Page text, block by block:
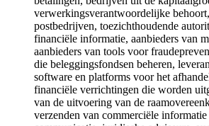
verwerkingsverantwoordelijke
postbedrijven, toezichthoudende
financiële informatie, aanbieders van
aanbieders van tools voor
die beleggingsfondsen beheren,
software en platforms voor het
financiële verrichtingen die worden
van de uitvoering van de
verzenden van commerciële